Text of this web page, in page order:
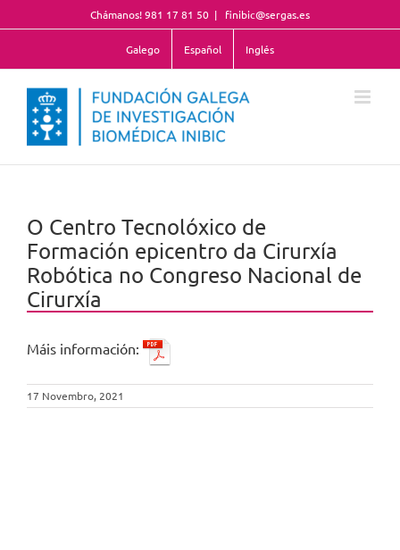
to
Chámanos! 981 17 81 50 | finibic@sergas.es
Galego Español Inglés
O Centro Tecnolóxico de
Formación epicentro da Cirurxía
Robótica no Congreso Nacional de
Cirurxía
Máis información:
17 Novembro, 2021